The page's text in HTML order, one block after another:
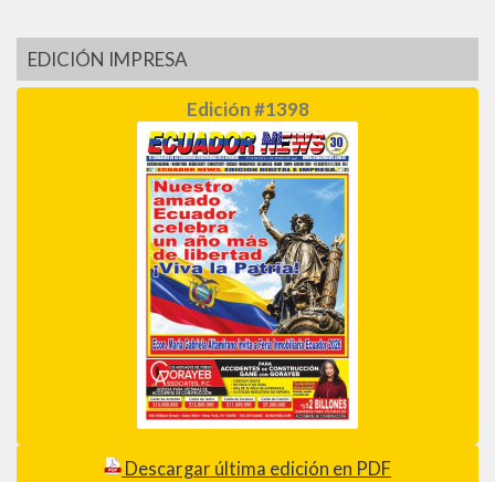
EDICIÓN IMPRESA
Edición #1398
Descargar última edición en PDF